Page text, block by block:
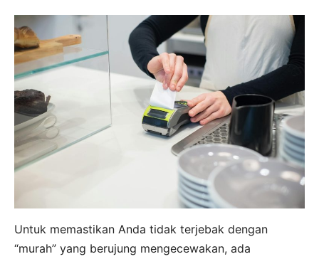
Untuk memastikan Anda tidak terjebak dengan
“murah” yang berujung mengecewakan, ada